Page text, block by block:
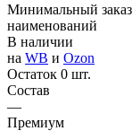
Минимальный
наименований
В наличии
на WB и Ozon
Остаток 0 шт.
Состав
—
Премиум